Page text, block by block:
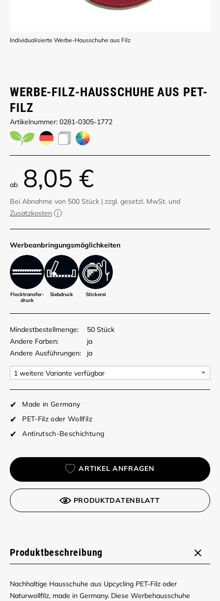
Individualisierte Werbe-Hausschuhe aus Filz
WERBE-FILZ-HAUSSCHUHE AUS PET-
FILZ
Artikelnummer: 0281-0305-1772
ab 8,05 €
Bei Abnahme von 500 Stück | zzgl. gesetzl. MwSt. und
Zusatzkosten
Werbe­anbringungs­möglich­keiten
Flocktransfer­
druck
Siebdruck Stickerei
Mindestbestellmenge:
50 Stück
Andere Farben:
ja
Andere Ausführungen:
ja
Made in Germany
PET-Filz oder Wollfilz
Antirutsch-Beschichtung
ARTIKEL ANFRAGEN
PRODUKTDATENBLATT
Produktbeschreibung
Nachhaltige Hausschuhe aus Upcycling PET-Filz oder
Naturwollfilz, made in Germany. Diese Werbehausschuhe